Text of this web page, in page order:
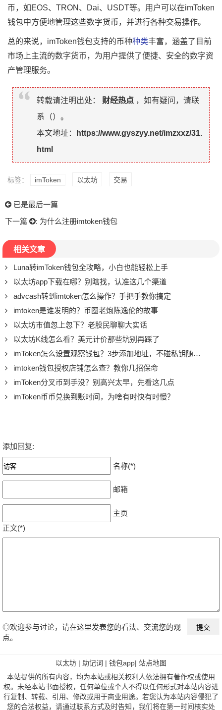
币，如EOS、TRON、Dai、USDT等。用户可以在imToken
钱包中方便地管理这些数字货币，并进行各种交易操作。
总的来说，imToken钱包支持的币种种类丰富，涵盖了目前
市场上主流的数字货币，为用户提供了便捷、安全的数字资
产管理服务。
转载请注明出处： 财经热点 ，如有疑问，请联
系（）。
本文地址：
https://www.gyszyy.net/imzxxz/31.
html
标签： imToken 以太坊 交易
已是最后一篇
下一篇
: 为什么注册imtoken钱包
相关文章
Luna转imToken钱包全攻略，小白也能轻松上手
以太坊app下载在哪？别瞎找，认准这几个渠道
advcash转到imtoken怎么操作？手把手教你搞定
imtoken是谁发明的？币圈老炮陈逸伦的故事
以太坊市值忽上忽下？老股民聊聊大实话
以太坊K线怎么看？美元计价那些坑别再踩了
imToken怎么设置观察钱包？3步添加地址，不碰私钥随时查账
imtoken钱包授权店铺怎么查？教你几招保命
imToken分叉币到手没？别高兴太早，先看这几点
imToken币币兑换到账时间，为啥有时快有时慢？
添加回复:
名称(*)
邮箱
主页
正文(*)
◎欢迎参与讨论，请在这里发表您的看法、交流您的观
点。
以太坊 | 助记词 | 钱包app| 站点地图
本站提供的所有内容，均为本站或相关权利人依法拥有著作权或使用
权。未经本站书面授权，任何单位或个人不得以任何形式对本站内容进
行复制、转载、引用、修改或用于商业用途。若您认为本站内容侵犯了
您的合法权益，请通过联系方式及时告知，我们将在第一时间核实处